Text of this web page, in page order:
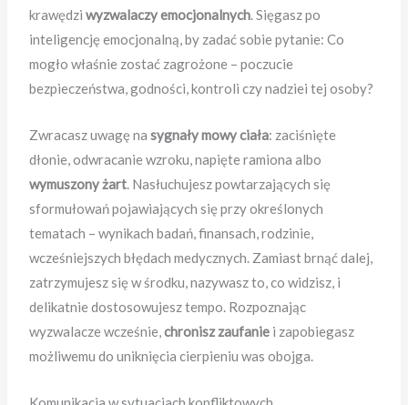
krawędziwyzwalaczy emocjonalnych. Sięgasz po
inteligencję emocjonalną, by zadać sobie pytanie: Co
mogło właśnie zostać zagrożone – poczucie
bezpieczeństwa, godności, kontroli czy nadziei tej osoby?
Zwracasz uwagę nasygnały mowy ciała: zaciśnięte
dłonie, odwracanie wzroku, napięte ramiona albo
wymuszony żart. Nasłuchujesz powtarzających się
sformułowań pojawiających się przy określonych
tematach – wynikach badań, finansach, rodzinie,
wcześniejszych błędach medycznych. Zamiast brnąć dalej,
zatrzymujesz się w środku, nazywasz to, co widzisz, i
delikatnie dostosowujesz tempo. Rozpoznając
wyzwalacze wcześnie,chronisz zaufanie i zapobiegasz
możliwemu do uniknięcia cierpieniu was obojga.